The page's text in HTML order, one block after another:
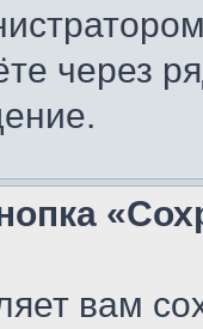
через
вам